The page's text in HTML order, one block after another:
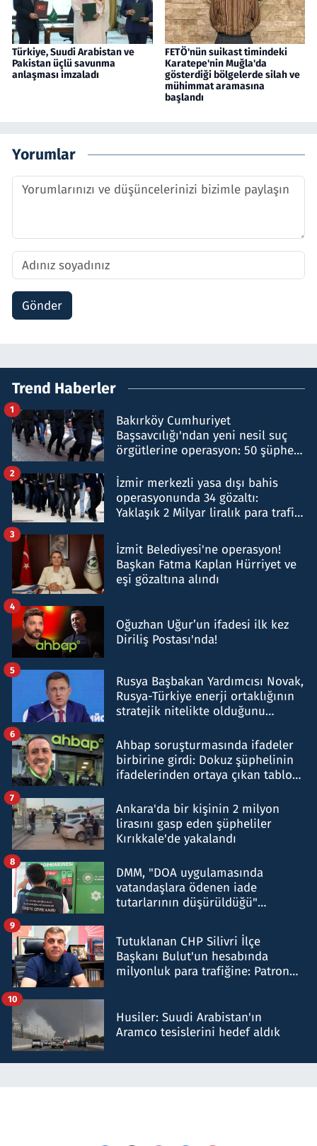
Türkiye, Suudi Arabistan ve
Pakistan üçlü savunma
anlaşması imzaladı
FETÖ'nün suikast timindeki
Karatepe'nin Muğla'da
gösterdiği bölgelerde silah ve
mühimmat aramasına
başlandı
Yorumlar
Gönder
Trend Haberler
Bakırköy Cumhuriyet
Başsavcılığı'ndan yeni nesil suç
örgütlerine operasyon: 50 şüpheli
1
İzmir merkezli yasa dışı bahis
operasyonunda 34 gözaltı:
Yaklaşık 2 Milyar liralık para trafiği
2
İzmit Belediyesi'ne operasyon!
Başkan Fatma Kaplan Hürriyet ve
eşi gözaltına alındı
3
Oğuzhan Uğur’un ifadesi ilk kez
Diriliş Postası'nda!
4
Rusya Başbakan Yardımcısı Novak,
Rusya-Türkiye enerji ortaklığının
stratejik nitelikte olduğunu
5
Ahbap soruşturmasında ifadeler
birbirine girdi: Dokuz şüphelinin
ifadelerinden ortaya çıkan tablo
6
Ankara'da bir kişinin 2 milyon
lirasını gasp eden şüpheliler
Kırıkkale'de yakalandı
7
DMM, "DOA uygulamasında
vatandaşlara ödenen iade
tutarlarının düşürüldüğü"
8
Tutuklanan CHP Silivri İlçe
Başkanı Bulut'un hesabında
milyonluk para trafiğine: Patron
9
Husiler: Suudi Arabistan'ın
Aramco tesislerini hedef aldık
10